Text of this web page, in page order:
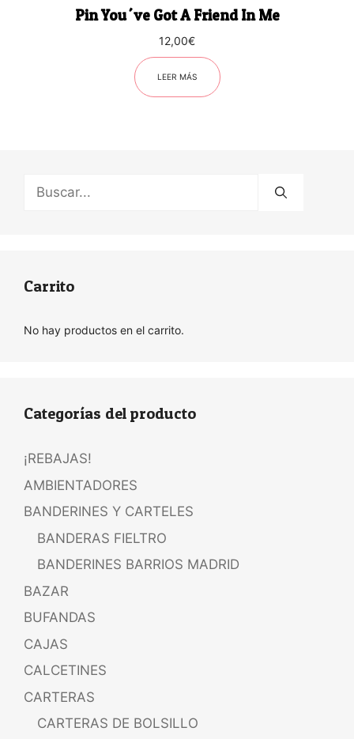
Pin You´ve Got A Friend In Me
12,00€
LEER MÁS
Buscar:
Carrito
No hay productos en el carrito.
Categorías del producto
¡REBAJAS!
AMBIENTADORES
BANDERINES Y CARTELES
BANDERAS FIELTRO
BANDERINES BARRIOS MADRID
BAZAR
BUFANDAS
CAJAS
CALCETINES
CARTERAS
CARTERAS DE BOLSILLO